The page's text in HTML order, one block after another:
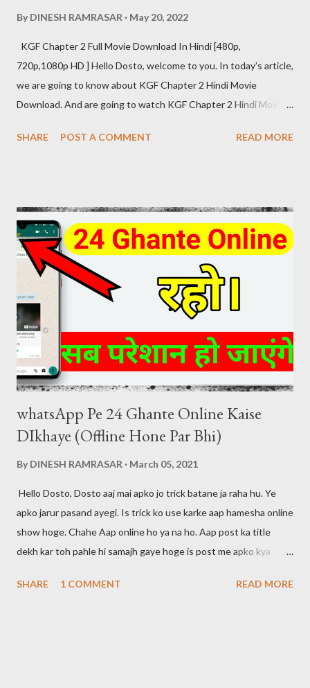
By DINESH RAMRASAR May 20, 2022
KGF Chapter 2 Full Movie Download In Hindi [480p,
720p,1080p HD ] Hello Dosto, welcome to you. In today’s article,
we are going to know about KGF Chapter 2 Hindi Movie
Download. And are going to watch KGF Chapter 2 Hindi Movie
2 Hindi is as much in the global as in the fans of Hindi films. KGF
Kiragandur Production: Hombale Films Writer: Prashanth Neel
Music: Ravi Basrur Language: Hindi KGF 2 HINDI DUBBED
DIRECT DOWNLOAD LINK KGF 2 (2022) Hindi Dubbed 480p
[445 MB] Download Link ( click here ) KGF 2 (2022) Hindi Dubbed
720p [1.5 GB] Download Link ( click here ) KGF 2 (2022) Hindi
Dubbed 1080p [5 GB] Download Link ( click here )
SHARE POST A COMMENT READ MORE
whatsApp Pe 24 Ghante Online Kaise
DIkhaye (Offline Hone Par Bhi)
By DINESH RAMRASAR March 05, 2021
Hello Dosto, Dosto aaj mai apko jo trick batane ja raha hu. Ye
apko jarur pasand ayegi. Is trick ko use karke aap hamesha online
show hoge. Chahe Aap online ho ya na ho. Aap post ka title
dekh kar toh pahle hi samajh gaye hoge is post me apko kya
aap whatsapp call ko disable karna chahte hai toh aap ye post
SHARE 1 COMMENT READ MORE